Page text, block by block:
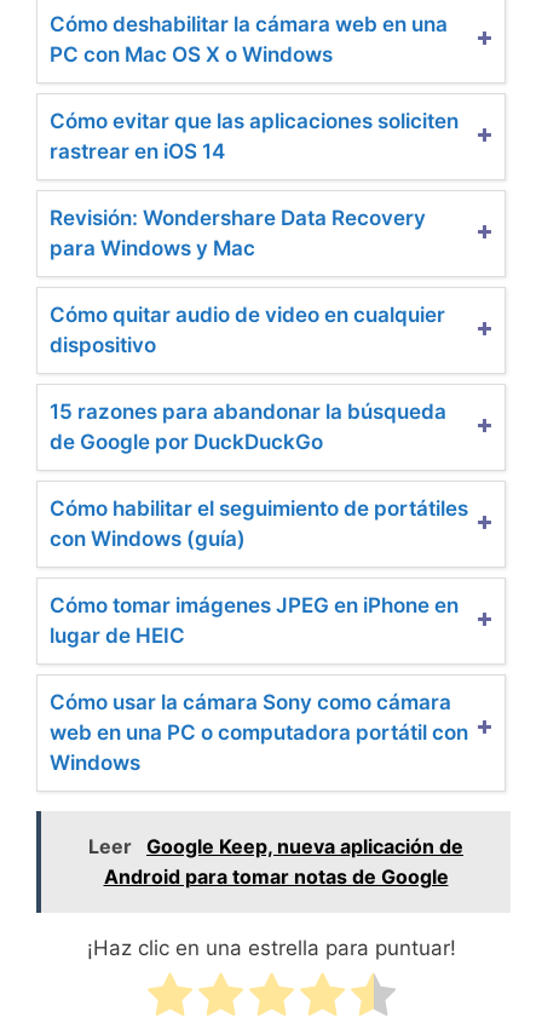
Cómo deshabilitar la cámara web en una
PC con Mac OS X o Windows
Cómo evitar que las aplicaciones soliciten
rastrear en iOS 14
Revisión: Wondershare Data Recovery
para Windows y Mac
Cómo quitar audio de video en cualquier
dispositivo
15 razones para abandonar la búsqueda
de Google por DuckDuckGo
Cómo habilitar el seguimiento de portátiles
con Windows (guía)
Cómo tomar imágenes JPEG en iPhone en
lugar de HEIC
Cómo usar la cámara Sony como cámara
web en una PC o computadora portátil con
Windows
Leer Google Keep, nueva aplicación de
Android para tomar notas de Google
¡Haz clic en una estrella para puntuar!